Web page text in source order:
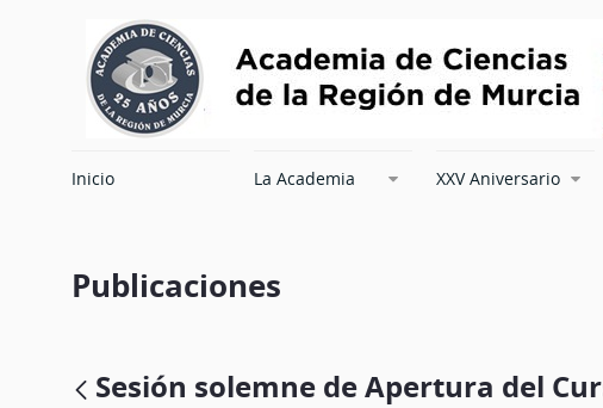
Inicio La Academia XXV Aniversario
Publicaciones
Sesión solemne de Apertura del